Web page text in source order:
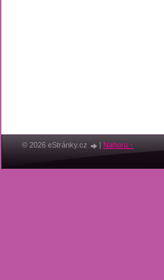
© 2026 eStránky.cz | Nahoru ↑